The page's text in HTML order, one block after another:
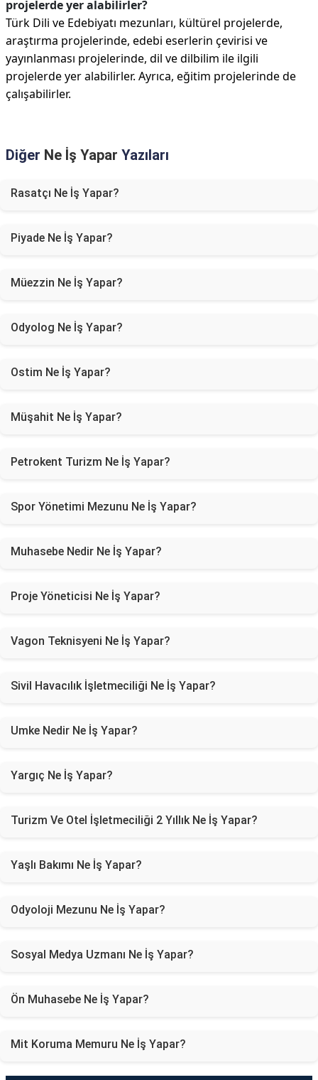
projelerde yer alabilirler?
Türk Dili ve Edebiyatı mezunları, kültürel projelerde,
araştırma projelerinde, edebi eserlerin çevirisi ve
yayınlanması projelerinde, dil ve dilbilim ile ilgili
projelerde yer alabilirler. Ayrıca, eğitim projelerinde de
çalışabilirler.
Diğer Ne İş Yapar Yazıları
Rasatçı Ne İş Yapar?
Piyade Ne İş Yapar?
Müezzin Ne İş Yapar?
Odyolog Ne İş Yapar?
Ostim Ne İş Yapar?
Müşahit Ne İş Yapar?
Petrokent Turizm Ne İş Yapar?
Spor Yönetimi Mezunu Ne İş Yapar?
Muhasebe Nedir Ne İş Yapar?
Proje Yöneticisi Ne İş Yapar?
Vagon Teknisyeni Ne İş Yapar?
Sivil Havacılık İşletmeciliği Ne İş Yapar?
Umke Nedir Ne İş Yapar?
Yargıç Ne İş Yapar?
Turizm Ve Otel İşletmeciliği 2 Yıllık Ne İş Yapar?
Yaşlı Bakımı Ne İş Yapar?
Odyoloji Mezunu Ne İş Yapar?
Sosyal Medya Uzmanı Ne İş Yapar?
Ön Muhasebe Ne İş Yapar?
Mit Koruma Memuru Ne İş Yapar?